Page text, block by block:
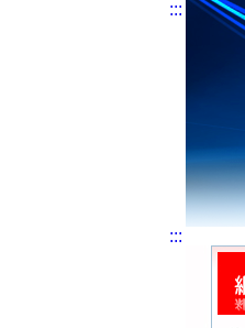
交通安全 | 前
:::
:::